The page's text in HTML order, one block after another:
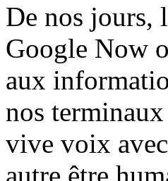
De nos jours,
Google Now
aux
nos
vive voix
autre être